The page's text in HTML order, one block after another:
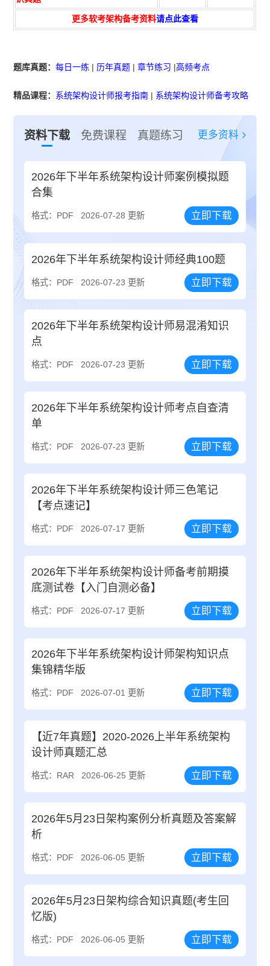
更多软考架构备考资料请点此查看
题库真题：每日一练 | 历年真题 |章节练习 |高频考点
精品课程： 系统架构设计师报考指南 | 系统架构设计师备考攻略
资料下载 免费课程 真题练习 更多资料
2026年下半年系统架构设计师案例模拟题
合集
格式：PDF 2026-07-28 更新 立即下载
2026年下半年系统架构设计师经典100题
格式：PDF 2026-07-23 更新 立即下载
2026年下半年系统架构设计师易混淆知识
点
格式：PDF 2026-07-23 更新 立即下载
2026年下半年系统架构设计师考点自查清
单
格式：PDF 2026-07-23 更新 立即下载
2026年下半年系统架构设计师三色笔记
【考点速记】
格式：PDF 2026-07-17 更新 立即下载
2026年下半年系统架构设计师备考前期摸
底测试卷【入门自测必备】
格式：PDF 2026-07-17 更新 立即下载
2026年下半年系统架构设计师架构知识点
集锦精华版
格式：PDF 2026-07-01 更新 立即下载
【近7年真题】2020-2026上半年系统架构
设计师真题汇总
格式：RAR 2026-06-25 更新 立即下载
2026年5月23日架构案例分析真题及答案解
析
格式：PDF 2026-06-05 更新 立即下载
2026年5月23日架构综合知识真题(考生回
忆版)
格式：PDF 2026-06-05 更新 立即下载